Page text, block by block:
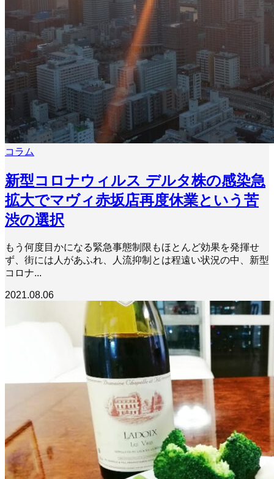
コラム
新型コロナウィルス デルタ株の感染急
拡大でマヴィ赤坂店再度休業という苦
渋の選択
もう何度目かになる緊急事態制限もほとんど効果を発揮せ
ず、街には人があふれ、人流抑制とは程遠い状況の中、新型
コロナ...
2021.08.06